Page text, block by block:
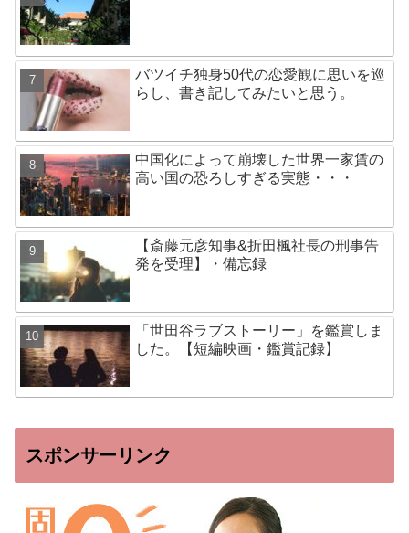
バツイチ独身50代の恋愛観に思いを巡
らし、書き記してみたいと思う。
中国化によって崩壊した世界一家賃の
高い国の恐ろしすぎる実態・・・
【斎藤元彦知事&折田楓社長の刑事告
発を受理】・備忘録
「世田谷ラブストーリー」を鑑賞しま
した。【短編映画・鑑賞記録】
スポンサーリンク